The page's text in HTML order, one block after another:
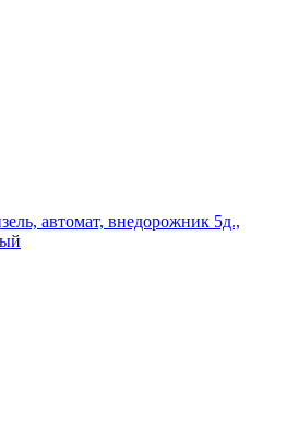
автомат, внедорожник 5д.,